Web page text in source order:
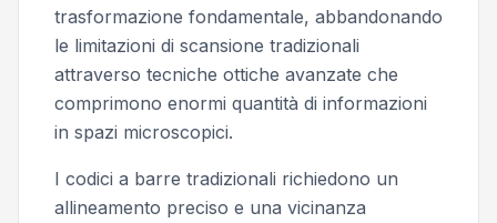
trasformazione fondamentale, abbandonando
le limitazioni di scansione tradizionali
attraverso tecniche ottiche avanzate che
comprimono enormi quantità di informazioni
in spazi microscopici.
I codici a barre tradizionali richiedono un
allineamento preciso e una vicinanza